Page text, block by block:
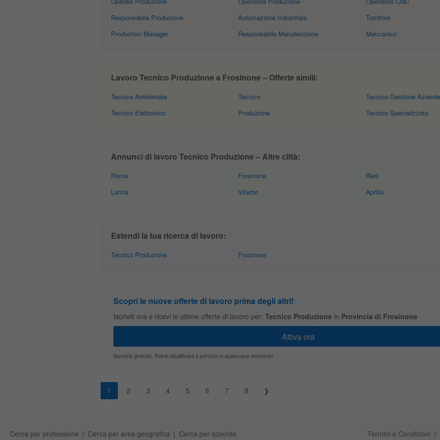
Responsabile Produzione
Production Manager
Automazione Industriale
Responsabile Manutenzione
Tornitore
Meccanico
Lavoro Tecnico Produzione a Frosinone – Offerte simili:
Tecnico Ambientale
Tecnico Elettronico
Tecnico
Produzione
Tecnico Gestione
Tecnico Specializzato
Annunci di lavoro Tecnico Produzione – Altre città:
Roma
Latina
Frosinone
Viterbo
Rieti
Aprilia
Estendi la tua ricerca di lavoro:
Tecnico Produzione Frosinone
Scopri le nuove offerte di lavoro prima degli altri!
Iscriviti ora e ricevi le ultime offerte di lavoro per: Tecnico Produzione in Provincia di Frosinone
Servizio gratuito. Potrai disattivare il servizio in qualunque momento
1 2 3 4 5 6 7 8
Cerca per professione Cerca per area geografica Cerca per azienda Termini e Condizioni